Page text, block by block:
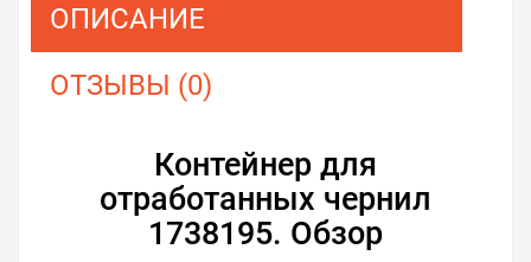
ОПИСАНИЕ
ОТЗЫВЫ (0)
Контейнер для
отработанных чернил
1738195. Обзор